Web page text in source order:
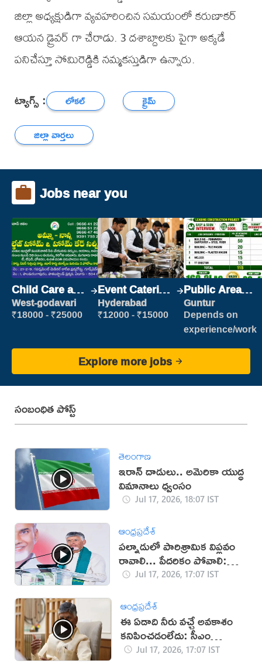
జిల్లా అధ్యక్షుడిగా వ్యవహరించిన సమయంలో కరుణాకర్
ఆయన డ్రైవర్ గా చేరాడు. 3 దశాబ్దాలకు పైగా అక్కడే
పనిచేస్తూ సోమిరెడ్డికి నమ్మకస్తుడిగా ఉన్నారు.
ట్యాగ్స్ : లోకల్
క్రైమ్
జిల్లా వార్తలు
Jobs near you
Child Care and
Patient care
West-godavari
₹18000 - ₹25000
Event Catering
Staff
Hyderabad
₹12000 - ₹15000
Public Area
Cleaner
Guntur
Depends on
experience/work
Explore more jobs
సంబంధిత పోస్ట్
తెలంగాణ
ఇరాన్‌ దాడులు.. అమెరికా యుద్ధ
విమానాలు ధ్వంసం
Jul 17, 2026, 18:07 IST
ఆంధ్రప్రదేశ్
పల్నాడులో పారిశ్రామిక విప్లవం
రావాలి... పేదరికం పోవాలి:
చంద్రబాబు
Jul 17, 2026, 17:07 IST
ఆంధ్రప్రదేశ్
ఈ ఏడాది నీరు వచ్చే అవకాశం
కనిపించడంలేదు: సీఎం
చంద్రబాబు
Jul 17, 2026, 17:07 IST